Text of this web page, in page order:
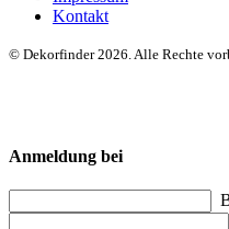
Kontakt
© Dekorfinder 2026. Alle Rechte
Anmeldung bei